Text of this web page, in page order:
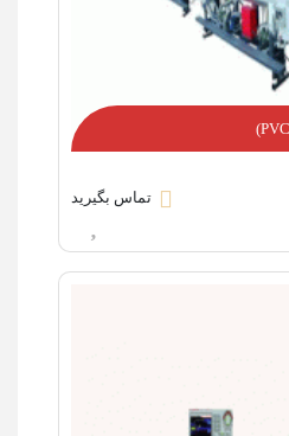
تماس بگیرید